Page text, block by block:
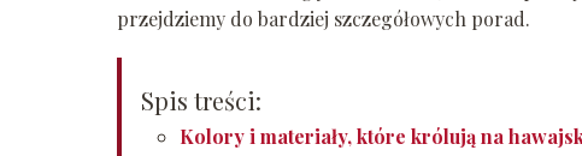
przejdziemy do bardziej szczegółowych porad.
Spis treści:
Kolory i materiały, które królują na